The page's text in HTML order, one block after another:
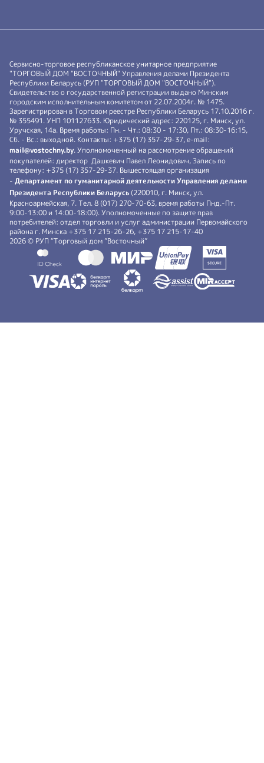
Сервисно-торговое республиканское унитарное предприятие
"ТОРГОВЫЙ ДОМ "ВОСТОЧНЫЙ" Управления делами Президента
Республики Беларусь (РУП "ТОРГОВЫЙ ДОМ "ВОСТОЧНЫЙ").
Свидетельство о государственной регистрации выдано Минским
городским исполнительным комитетом от 22.07.2004г. № 1475.
Зарегистрирован в Торговом реестре Республики Беларусь 17.10.2016 г.
№ 355491. УНП 101127633. Юридический адрес: 220125, г. Минск, ул.
Уручская, 14а. Время работы: Пн. - Чт.: 08:30 - 17:30, Пт.: 08:30-16:15,
Сб. - Вс.: выходной. Контакты: +375 (17) 357-29-37, e-mail:
mail@vostochny.by. Уполномоченный на рассмотрение обращений
покупателей: директор Дашкевич Павел Леонидович, Запись по
телефону: +375 (17) 357-29-37. Вышестоящая организация
- Департамент по гуманитарной деятельности Управления делами
Президента Республики Беларусь (220010, г. Минск, ул.
Красноармейская, 7. Тел. 8 (017) 270-70-63, время работы Пнд.-Пт.
9:00-13:00 и 14:00-18:00). Уполномоченные по защите прав
потребителей: отдел торговли и услуг администрации Первомайского
района г. Минска +375 17 215-26-26, +375 17 215-17-40
2026 © РУП “Торговый дом ”Восточный”